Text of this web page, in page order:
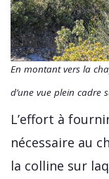
En montant vers la
d’une vue plein cadre
L’effort à
nécessaire au
la colline sur